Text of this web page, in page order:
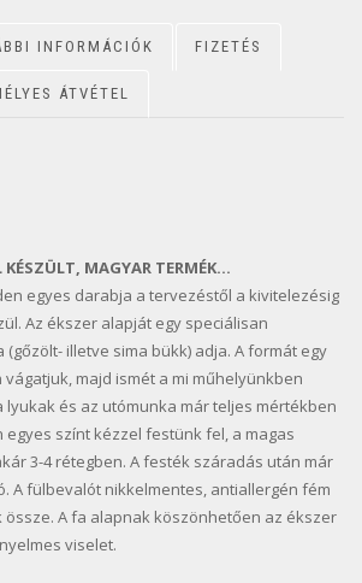
INFORMÁCIÓK FIZETÉS
ÁTVÉTEL
MAGYAR TERMÉK…
egyes darabja a tervezéstől a kivitelezésig
Az ékszer alapját egy speciálisan
illetve sima bükk) adja. A formát egy
majd ismét a mi műhelyünkben
és az utómunka már teljes mértékben
egyes színt kézzel festünk fel, a magas
3-4 rétegben. A festék száradás után már
A fülbevalót nikkelmentes, antiallergén fém
A fa alapnak köszönhetően az ékszer
viselet.